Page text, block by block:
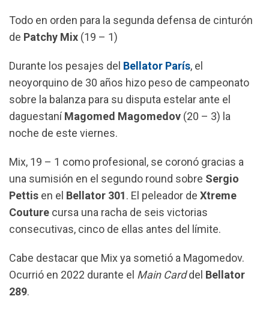
c
e
o
o
k
a
t
A
p
p
l
e
r
a
m
a
i
Todo en orden para la segunda defensa de cinturón
de Patchy Mix (19 – 1)
Durante los pesajes del Bellator París, el
neoyorquino de 30 años hizo peso de campeonato
sobre la balanza para su disputa estelar ante el
daguestaníMagomed Magomedov (20 – 3) la
noche de este viernes.
Mix, 19 – 1 como profesional, se coronó gracias a
una sumisión en el segundo round sobre Sergio
Pettis en el Bellator 301. El peleador de Xtreme
Couture cursa una racha de seis victorias
consecutivas, cinco de ellas antes del límite.
Cabe destacar que Mix ya sometió a Magomedov.
Ocurrió en 2022 durante el Main Carddel Bellator
289.